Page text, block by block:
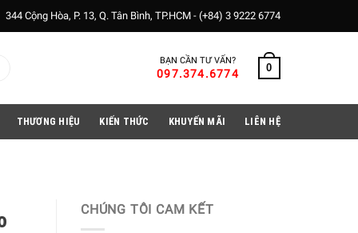
344 Cộng Hòa, P. 13, Q. Tân Bình, TP.HCM - (+84) 3 9222 6774
BẠN CẦN TƯ VẤN?
097.374.6774 0
THƯƠNG HIỆU KIẾN THỨC KHUYẾN MÃI LIÊN HỆ
CHÚNG TÔI CAM KẾT